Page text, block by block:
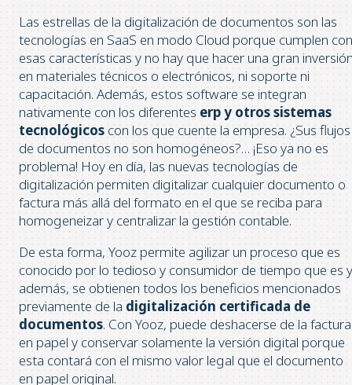
Las estrellas de la digitalización de documentos son las
tecnologías en SaaS en modo Cloud porque cumplen con
esas características y no hay que hacer una gran
en materiales técnicos o electrónicos, ni soporte ni
capacitación. Además, estos software se integran
nativamente con los diferentes erp y otros sistemas
tecnológicos con los que cuente la empresa. ¿Sus flujos
de documentos no son homogéneos?… ¡Eso ya no es
problema! Hoy en día, las nuevas tecnologías de
digitalización permiten digitalizar cualquier documento o
factura más allá del formato en el que se reciba para
homogeneizar y centralizar la gestión contable.
De esta forma, Yooz permite agilizar un proceso que es
conocido por lo tedioso y consumidor de tiempo que es y
además, se obtienen todos los beneficios mencionados
previamente de la digitalización certificada de
documentos. Con Yooz, puede deshacerse de la factura
en papel y conservar solamente la versión digital porque
esta contará con el mismo valor legal que el documento
en papel original.